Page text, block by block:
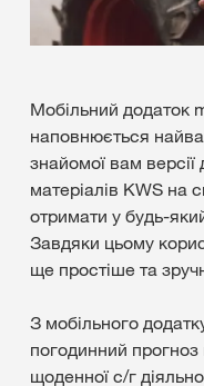
Мобільний додаток
наповнюється
знайомої вам
матеріалів KWS на
отримати у будь-
Завдяки цьому
ще простіше та
З мобільного
погодинний
щоденної с/г